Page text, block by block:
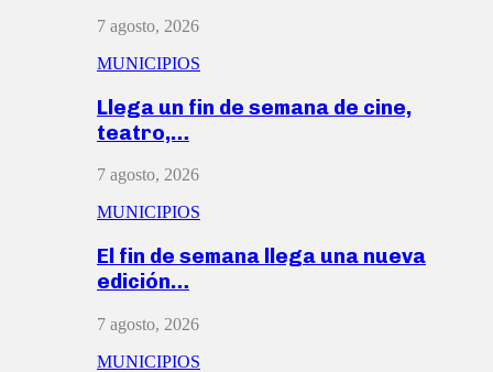
7 agosto, 2026
MUNICIPIOS
Llega un fin de semana de cine,
teatro,…
7 agosto, 2026
MUNICIPIOS
El fin de semana llega una nueva
edición…
7 agosto, 2026
MUNICIPIOS